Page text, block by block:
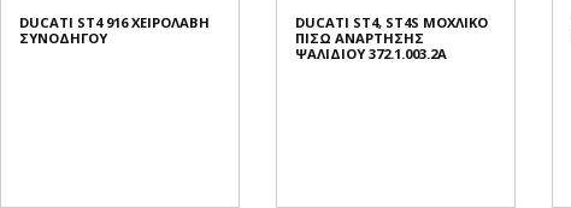
DUCATI ST4 916 ΧΕΙΡΟΛΑΒΗ
ΣΥΝΟΔΗΓΟΥ
DUCATI ST4, ST4S ΜΟΧΛΙΚΟ
ΠΙΣΩ ΑΝΑΡΤΗΣΗΣ
ΨΑΛΙΔΙΟΥ 372.1.003.2A